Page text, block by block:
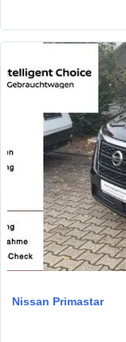
Nissan Primastar